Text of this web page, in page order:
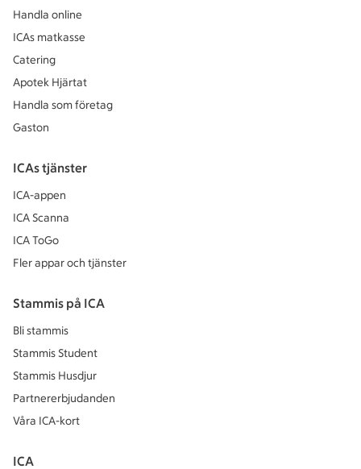
Handla online
ICAs matkasse
Catering
Apotek Hjärtat
Handla som företag
Gaston
ICAs tjänster
ICA-appen
ICA Scanna
ICA ToGo
Fler appar och tjänster
Stammis på ICA
Bli stammis
Stammis Student
Stammis Husdjur
Partnererbjudanden
Våra ICA-kort
ICA